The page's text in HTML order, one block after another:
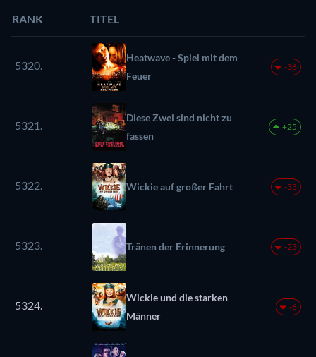
RANK TITEL
5320.
Heatwave - Spiel mit dem
Feuer
-36
5321.
Diese Zwei sind nicht zu
fassen
+25
5322. Wickie auf großer Fahrt -33
5323. Tränen der Erinnerung -23
5324.
Wickie und die starken
Männer
-6